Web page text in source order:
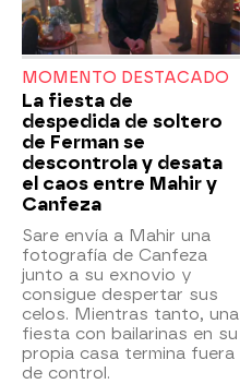
MOMENTO DESTACADO
La fiesta de
despedida de soltero
de Ferman se
descontrola y desata
el caos entre Mahir y
Canfeza
Sare envía a Mahir una
fotografía de Canfeza
junto a su exnovio y
consigue despertar sus
celos. Mientras tanto, una
fiesta con bailarinas en su
propia casa termina fuera
de control.